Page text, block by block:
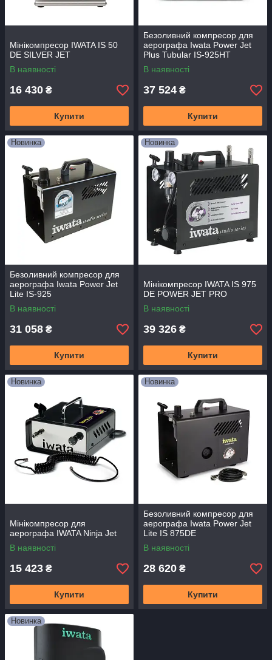
Мінікомпресор IWATA IS 50
DE SILVER JET
В наявності
16 430 ₴
Купити
Безоливний компресор для
аерографа Iwata Power Jet
Plus Tubular IS-925HT
В наявності
37 524 ₴
Купити
Новинка
Безоливний компресор для
аерографа Iwata Power Jet
Lite IS-925
В наявності
31 058 ₴
Купити
Новинка
Мінікомпресор IWATA IS 975
DE POWER JET PRO
В наявності
39 326 ₴
Купити
Новинка
Мінікомпресор для
аерографа IWATA Ninja Jet
В наявності
15 423 ₴
Купити
Новинка
Безоливний компресор для
аерографа Iwata Power Jet
Lite IS 875DE
В наявності
28 620 ₴
Купити
Новинка